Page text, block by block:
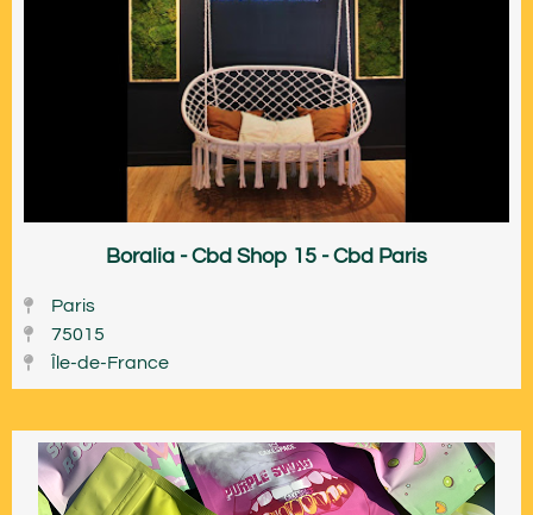
Boralia - Cbd Shop 15 - Cbd Paris
Paris
75015
Île-de-France